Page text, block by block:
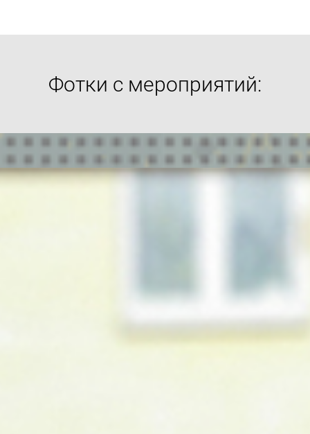
Фотки с мероприятий: